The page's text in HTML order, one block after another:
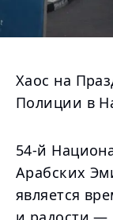
Хаос на
Полиции в
54-й
Арабских
является